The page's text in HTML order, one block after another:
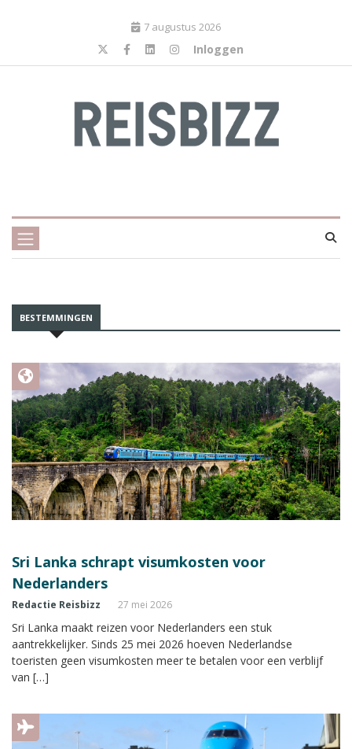
7 augustus 2026
Inloggen
BESTEMMINGEN
Sri Lanka schrapt visumkosten voor
Nederlanders
Redactie Reisbizz 27 mei 2026
Sri Lanka maakt reizen voor Nederlanders een stuk
aantrekkelijker. Sinds 25 mei 2026 hoeven Nederlandse
toeristen geen visumkosten meer te betalen voor een verblijf
van […]